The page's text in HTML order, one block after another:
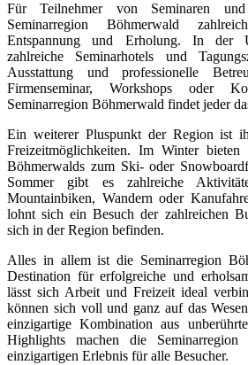
Für Teilnehmer von Seminaren
Seminarregion Böhmerwald
Entspannung und Erholung. In der
zahlreiche Seminarhotels und
Ausstattung und professionelle
Firmenseminar, Workshops oder
Seminarregion Böhmerwald findet jeder
Ein weiterer Pluspunkt der Region ist
Freizeitmöglichkeiten. Im Winter
Böhmerwalds zum Ski- oder
Sommer gibt es zahlreiche
Mountainbiken, Wandern oder
lohnt sich ein Besuch der zahlreichen
sich in der Region befinden.
Alles in allem ist die Seminarregion
Destination für erfolgreiche und
lässt sich Arbeit und Freizeit ideal
können sich voll und ganz auf das
einzigartige Kombination aus
Highlights machen die
einzigartigen Erlebnis für alle Besucher.